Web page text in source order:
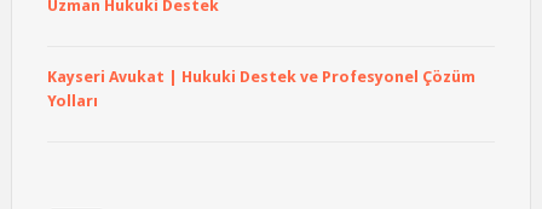
Uzman Hukuki Destek
Kayseri Avukat | Hukuki Destek ve Profesyonel Çözüm
Yolları